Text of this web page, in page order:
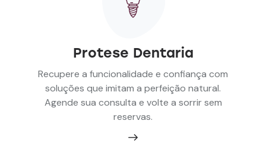
Protese Dentaria
Recupere a funcionalidade e confiança com
soluções que imitam a perfeição natural.
Agende sua consulta e volte a sorrir sem
reservas.